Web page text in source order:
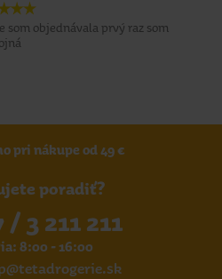
som objednávala prvý raz som
pri nákupe od 49 €
poradiť?
/ 3 211 211
8:00 - 16:00